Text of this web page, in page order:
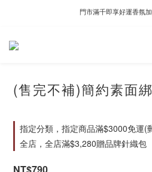
新自製款系列首批限時優惠｜
門市滿千即享好運香氛加
(售完不補)簡約素面
指定分類，指定商品滿$3000免運(
全店，全店滿$3,280贈品牌針織包